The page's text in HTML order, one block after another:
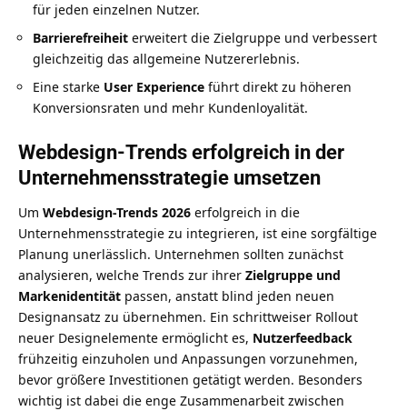
für jeden einzelnen Nutzer.
Barrierefreiheit erweitert die Zielgruppe und verbessert
gleichzeitig das allgemeine Nutzererlebnis.
Eine starke User Experience führt direkt zu höheren
Konversionsraten und mehr Kundenloyalität.
Webdesign-Trends erfolgreich in der
Unternehmensstrategie umsetzen
Um Webdesign-Trends 2026 erfolgreich in die
Unternehmensstrategie zu integrieren, ist eine sorgfältige
Planung unerlässlich. Unternehmen sollten zunächst
analysieren, welche Trends zur ihrer Zielgruppe und
Markenidentität passen, anstatt blind jeden neuen
Designansatz zu übernehmen. Ein schrittweiser Rollout
neuer Designelemente ermöglicht es, Nutzerfeedback
frühzeitig einzuholen und Anpassungen vorzunehmen,
bevor größere Investitionen getätigt werden. Besonders
wichtig ist dabei die enge Zusammenarbeit zwischen